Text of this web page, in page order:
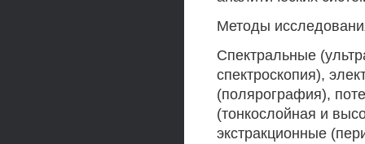
Методы
Спектральные
спектроскопия),
(полярография),
(тонкослойная и
экстракционные